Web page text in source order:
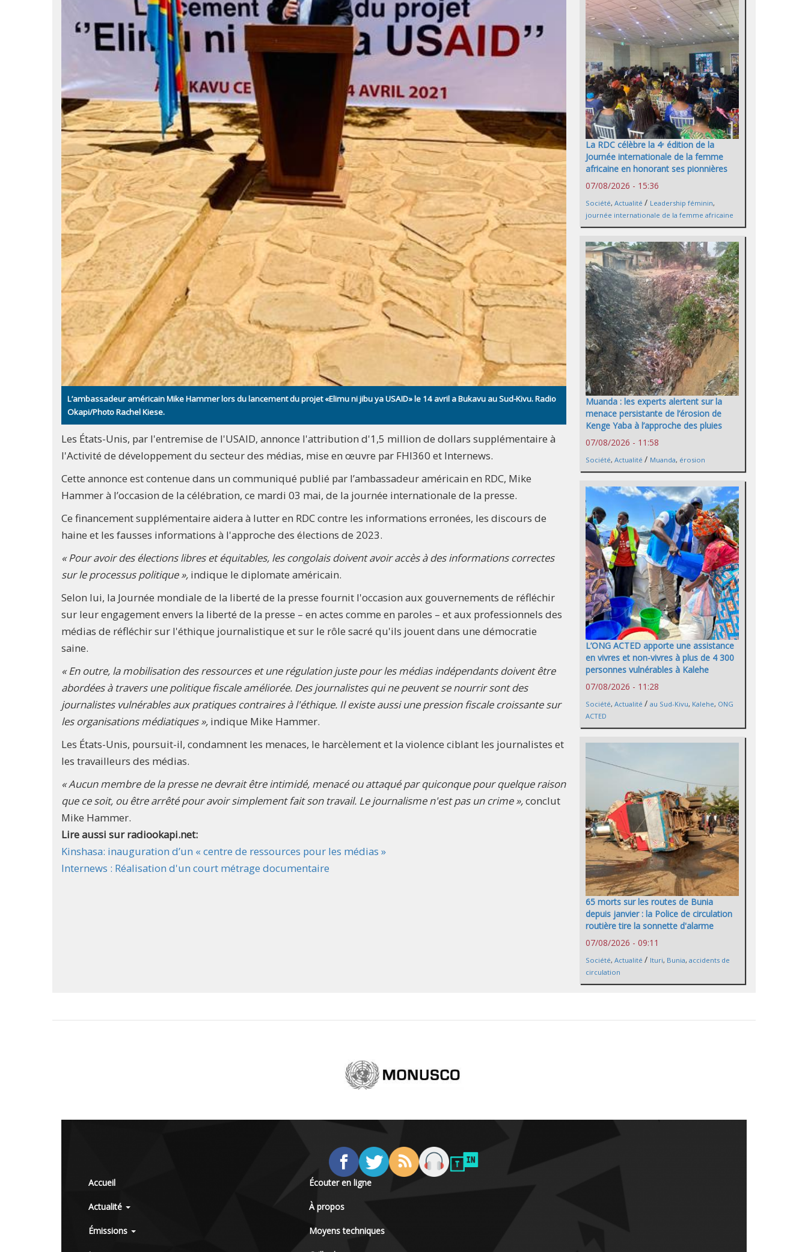
L’ambassadeur américain Mike Hammer lors du lancement du projet «Elimu ni jibu ya USAID» le 14 avril a Bukavu au Sud-Kivu. Radio
Okapi/Photo Rachel Kiese.
Les États-Unis, par l'entremise de l'USAID, annonce l'attribution d'1,5 million de dollars supplémentaire à
l'Activité de développement du secteur des médias, mise en œuvre par FHI360 et Internews.
Cette annonce est contenue dans un communiqué publié par l’ambassadeur américain en RDC, Mike
Hammer à l’occasion de la célébration, ce mardi 03 mai, de la journée internationale de la presse.
Ce financement supplémentaire aidera à lutter en RDC contre les informations erronées, les discours de
haine et les fausses informations à l'approche des élections de 2023.
« Pour avoir des élections libres et équitables, les congolais doivent avoir accès à des informations correctes
sur le processus politique », indique le diplomate américain.
Selon lui, la Journée mondiale de la liberté de la presse fournit l'occasion aux gouvernements de réfléchir
sur leur engagement envers la liberté de la presse – en actes comme en paroles – et aux professionnels des
médias de réfléchir sur l'éthique journalistique et sur le rôle sacré qu'ils jouent dans une démocratie
saine.
« En outre, la mobilisation des ressources et une régulation juste pour les médias indépendants doivent être
abordées à travers une politique fiscale améliorée. Des journalistes qui ne peuvent se nourrir sont des
journalistes vulnérables aux pratiques contraires à l'éthique. Il existe aussi une pression fiscale croissante sur
les organisations médiatiques », indique Mike Hammer.
Les États-Unis, poursuit-il, condamnent les menaces, le harcèlement et la violence ciblant les journalistes et
les travailleurs des médias.
« Aucun membre de la presse ne devrait être intimidé, menacé ou attaqué par quiconque pour quelque raison
que ce soit, ou être arrêté pour avoir simplement fait son travail. Le journalisme n'est pas un crime »,conclut
Mike Hammer.
Lire aussi sur radiookapi.net:
Kinshasa: inauguration d’un « centre de ressources pour les médias »
Internews : Réalisation d'un court métrage documentaire
La RDC célèbre la 4ᵉ édition de la
Journée internationale de la femme
africaine en honorant ses pionnières
07/08/2026 - 15:36
Société, Actualité / Leadership féminin,
journée internationale de la femme africaine
Muanda : les experts alertent sur la
menace persistante de l’érosion de
Kenge Yaba à l’approche des pluies
07/08/2026 - 11:58
Société, Actualité / Muanda, érosion
L’ONG ACTED apporte une assistance
en vivres et non-vivres à plus de 4 300
personnes vulnérables à Kalehe
07/08/2026 - 11:28
Société, Actualité / au Sud-Kivu, Kalehe, ONG
ACTED
65 morts sur les routes de Bunia
depuis janvier : la Police de circulation
routière tire la sonnette d'alarme
07/08/2026 - 09:11
Société, Actualité / Ituri, Bunia, accidents de
circulation
Accueil
Actualité
Émissions
Écouter en ligne
À propos
Moyens techniques